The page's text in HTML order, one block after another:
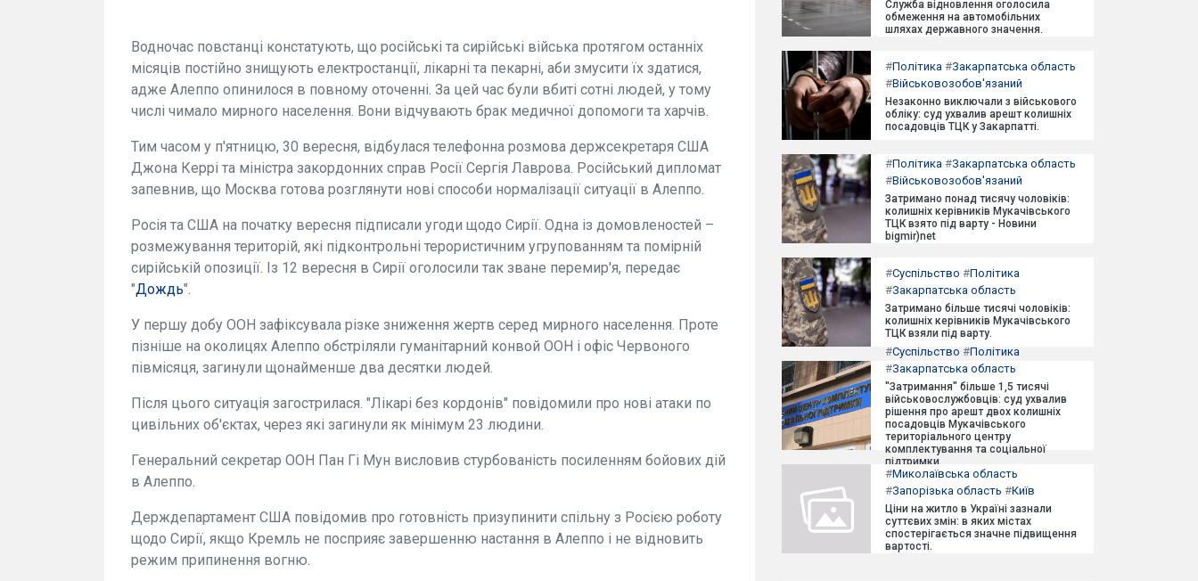
Водночас повстанці констатують, що російські та сирійські війська протягом останніх
місяців постійно знищують електростанції, лікарні та пекарні, аби змусити їх здатися,
адже Алеппо опинилося в повному оточенні. За цей час були вбиті сотні людей, у тому
числі чимало мирного населення. Вони відчувають брак медичної допомоги та харчів.
Тим часом у п'ятницю, 30 вересня, відбулася телефонна розмова держсекретаря США
Джона Керрі та міністра закордонних справ Росії Сергія Лаврова. Російський дипломат
запевнив, що Москва готова розглянути нові способи нормалізації ситуації в Алеппо.
Росія та США на початку вересня підписали угоди щодо Сирії. Одна із домовленостей –
розмежування територій, які підконтрольні терористичним угрупованням та помірній
сирійській опозиції. Із 12 вересня в Сирії оголосили так зване перемир'я, передає
"Дождь".
У першу добу ООН зафіксувала різке зниження жертв серед мирного населення. Проте
пізніше на околицях Алеппо обстріляли гуманітарний конвой ООН і офіс Червоного
півмісяця, загинули щонайменше два десятки людей.
Після цього ситуація загострилася. "Лікарі без кордонів" повідомили про нові атаки по
цивільних об'єктах, через які загинули як мінімум 23 людини.
Генеральний секретар ООН Пан Гі Мун висловив стурбованість посиленням бойових дій
в Алеппо.
Держдепартамент США повідомив про готовність призупинити спільну з Росією роботу
щодо Сирії, якщо Кремль не посприяє завершенню настання в Алеппо і не відновить
режим припинення вогню.
Служба відновлення оголосила
обмеження на автомобільних
шляхах державного значення.
#Політика #Закарпатська область
#Військовозобов'язаний
Незаконно виключали з військового
обліку: суд ухвалив арешт колишніх
посадовців ТЦК у Закарпатті.
#Політика #Закарпатська область
#Військовозобов'язаний
Затримано понад тисячу чоловіків:
колишніх керівників Мукачівського
ТЦК взято під варту - Новини
bigmir)net
#Суспільство #Політика
#Закарпатська область
Затримано більше тисячі чоловіків:
колишніх керівників Мукачівського
ТЦК взяли під варту.
#Суспільство #Політика
#Закарпатська область
"Затримання" більше 1,5 тисячі
військовослужбовців: суд ухвалив
рішення про арешт двох колишніх
посадовців Мукачівського
територіального центру
комплектування та соціальної
підтримки.
#Миколаївська область
#Запорізька область #Київ
Ціни на житло в Україні зазнали
суттєвих змін: в яких містах
спостерігається значне підвищення
вартості.